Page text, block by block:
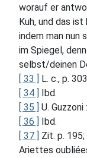
worauf er
Kuh, und das
indem man nun
im Spiegel,
selbst/deinen
[ 33 ]
L. c., p.
[ 34 ]
Ibd.
[ 35 ]
U. Guzzoni
[ 36 ]
Ibd.
[ 37 ]
Zit. p.
Ariettes